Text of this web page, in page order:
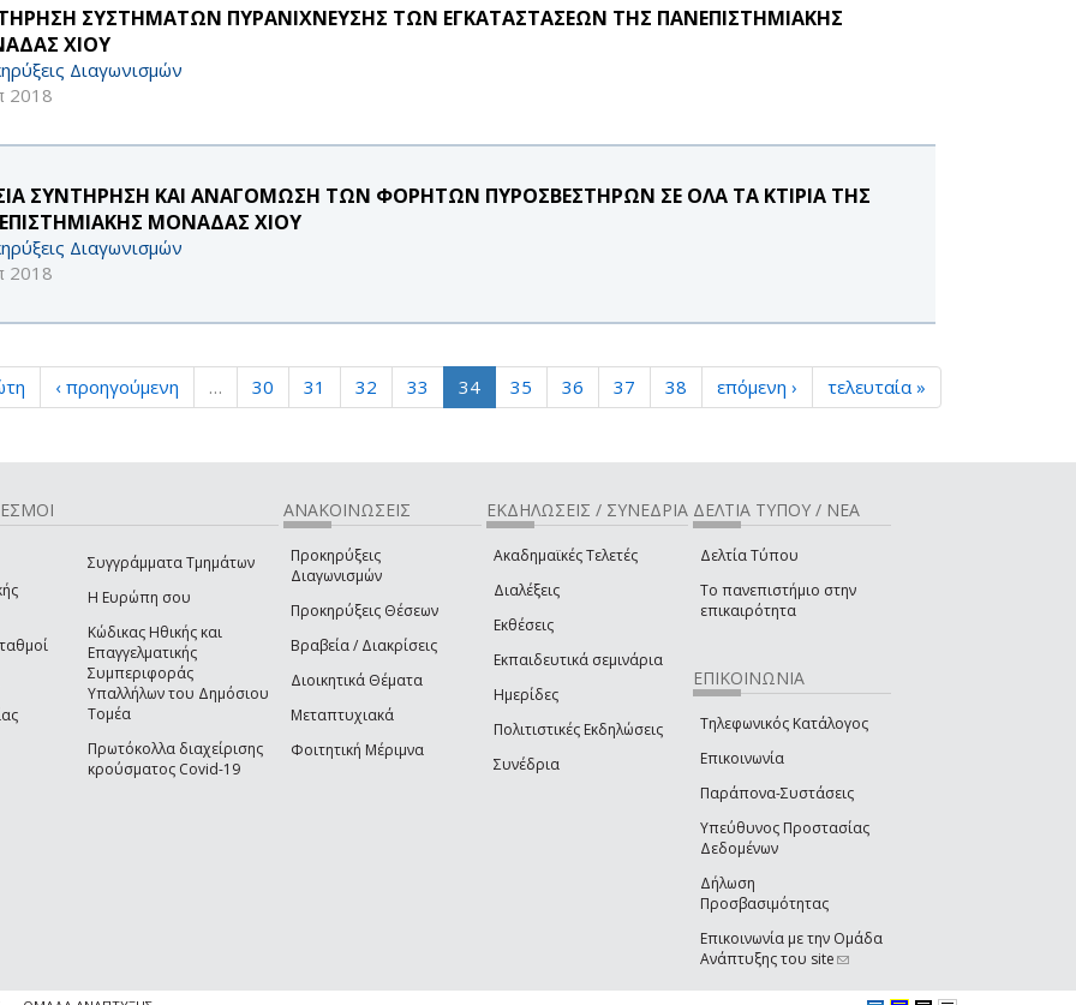
ΣΥΣΤΗΜΑΤΩΝ ΠΥΡΑΝΙΧΝΕΥΣΗΣ ΤΩΝ ΕΓΚΑΤΑΣΤΑΣΕΩΝ ΤΗΣ ΠΑΝΕΠΙΣΤΗΜΙΑΚΗΣ
ΧΙΟΥ
Διαγωνισμών
2018
ΣΥΝΤΗΡΗΣΗ ΚΑΙ ΑΝΑΓΟΜΩΣΗ ΤΩΝ ΦΟΡΗΤΩΝ ΠΥΡΟΣΒΕΣΤΗΡΩΝ ΣΕ ΟΛΑ ΤΑ ΚΤΙΡΙΑ ΤΗΣ
ΜΟΝΑΔΑΣ ΧΙΟΥ
Διαγωνισμών
2018
‹ προηγούμενη … 30 31 32 33 34 35 36 37 38 επόμενη › τελευταία »
Συγγράμματα Τμημάτων
Η Ευρώπη σου
Κώδικας Ηθικής και
Επαγγελματικής
Συμπεριφοράς
Υπαλλήλων του Δημόσιου
Τομέα
Πρωτόκολλα διαχείρισης
κρούσματος Covid-19
ΑΝΑΚΟΙΝΩΣΕΙΣ
Προκηρύξεις
Διαγωνισμών
Προκηρύξεις Θέσεων
Βραβεία / Διακρίσεις
Διοικητικά Θέματα
Μεταπτυχιακά
Φοιτητική Μέριμνα
ΕΚΔΗΛΩΣΕΙΣ / ΣΥΝΕΔΡΙΑ
Ακαδημαϊκές Τελετές
Διαλέξεις
Εκθέσεις
Εκπαιδευτικά σεμινάρια
Ημερίδες
Πολιτιστικές Εκδηλώσεις
Συνέδρια
ΔΕΛΤΙΑ ΤΥΠΟΥ / ΝΕΑ
Δελτία Τύπου
Το πανεπιστήμιο στην
επικαιρότητα
ΕΠΙΚΟΙΝΩΝΙΑ
Τηλεφωνικός Κατάλογος
Επικοινωνία
Παράπονα-Συστάσεις
Υπεύθυνος Προστασίας
Δεδομένων
Δήλωση
Προσβασιμότητας
Επικοινωνία με την Ομάδα
Ανάπτυξης του site(link sends e-mail)